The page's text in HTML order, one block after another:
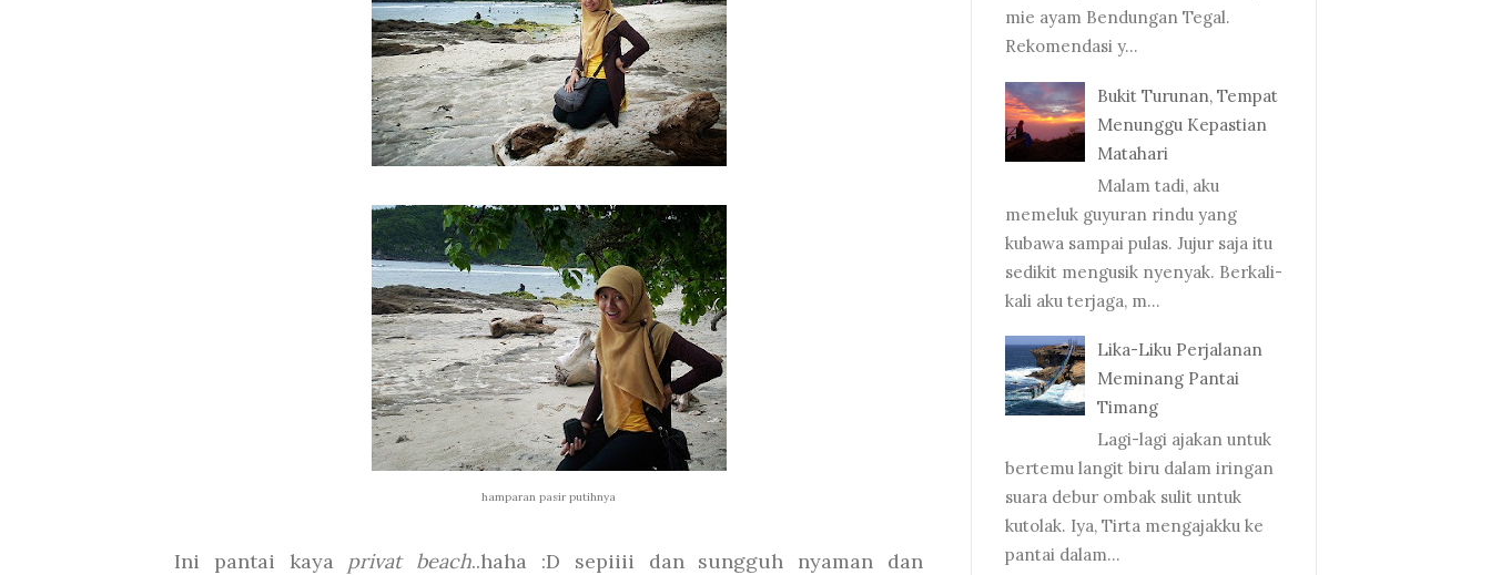
hamparan pasir putihnya
Ini pantai kaya privat beach..haha :D sepiiii dan sungguh nyaman dan
mie ayam Bendungan Tegal.
Rekomendasi y...
Bukit Turunan, Tempat
Menunggu Kepastian
Matahari
Malam tadi, aku
memeluk guyuran rindu yang
kubawa sampai pulas. Jujur saja itu
sedikit mengusik nyenyak. Berkali-
kali aku terjaga, m...
Lika-Liku Perjalanan
Meminang Pantai
Timang
Lagi-lagi ajakan untuk
bertemu langit biru dalam iringan
suara debur ombak sulit untuk
kutolak. Iya, Tirta mengajakku ke
pantai dalam...